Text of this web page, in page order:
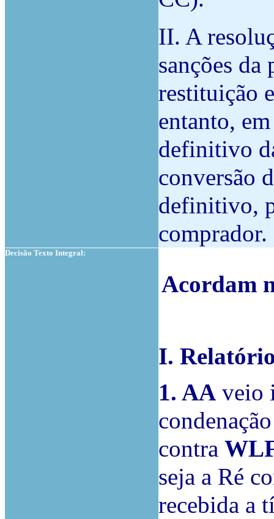
II. A
sanções da
restituição
entanto,
definitivo
conversão
definitivo,
comprador.
Decisão Texto Integral:
Acordam
I.
1. AA veio
contra
seja a Ré
recebida a